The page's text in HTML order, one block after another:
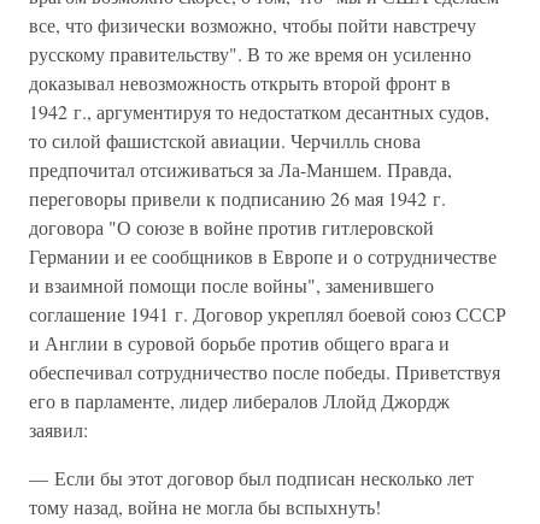
все, что физически возможно, чтобы пойти навстречу
русскому правительству". В то же время он усиленно
доказывал невозможность открыть второй фронт в
1942 г., аргументируя то недостатком десантных судов,
то силой фашистской авиации. Черчилль снова
предпочитал отсиживаться за Ла-Маншем. Правда,
переговоры привели к подписанию 26 мая 1942 г.
договора "О союзе в войне против гитлеровской
Германии и ее сообщников в Европе и о сотрудничестве
и взаимной помощи после войны", заменившего
соглашение 1941 г. Договор укреплял боевой союз СССР
и Англии в суровой борьбе против общего врага и
обеспечивал сотрудничество после победы. Приветствуя
его в парламенте, лидер либералов Ллойд Джордж
заявил:
— Если бы этот договор был подписан несколько лет
тому назад, война не могла бы вспыхнуть!